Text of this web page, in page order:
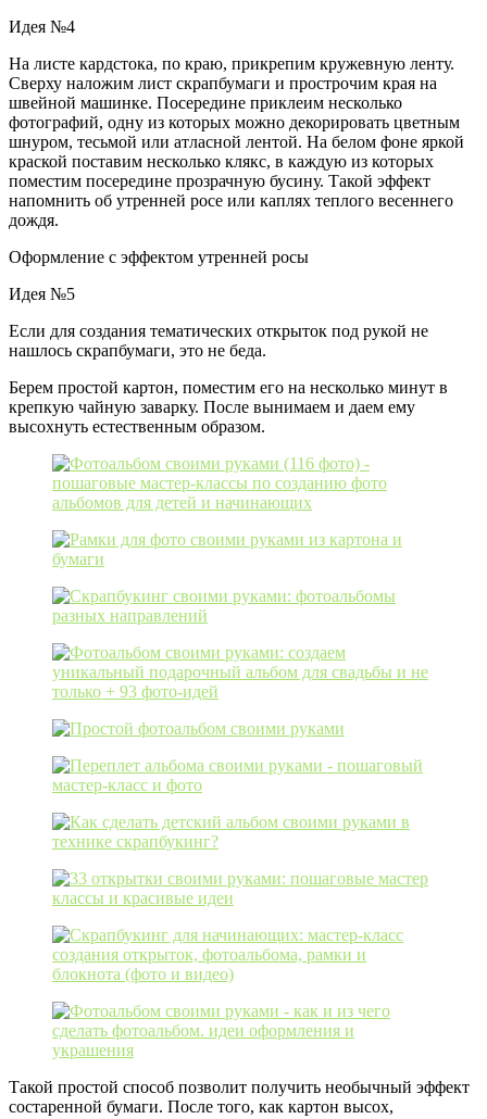
Идея №4
На листе кардстока, по краю, прикрепим кружевную ленту.
Сверху наложим лист скрапбумаги и прострочим края на
швейной машинке. Посередине приклеим несколько
фотографий, одну из которых можно декорировать цветным
шнуром, тесьмой или атласной лентой. На белом фоне яркой
краской поставим несколько клякс, в каждую из которых
поместим посередине прозрачную бусину. Такой эффект
напомнить об утренней росе или каплях теплого весеннего
дождя.
Оформление с эффектом утренней росы
Идея №5
Если для создания тематических открыток под рукой не
нашлось скрапбумаги, это не беда.
Берем простой картон, поместим его на несколько минут в
крепкую чайную заварку. После вынимаем и даем ему
высохнуть естественным образом.
Такой простой способ позволит получить необычный эффект
состаренной бумаги. После того, как картон высох,